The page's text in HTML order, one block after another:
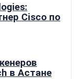
Cisco по
в Астане